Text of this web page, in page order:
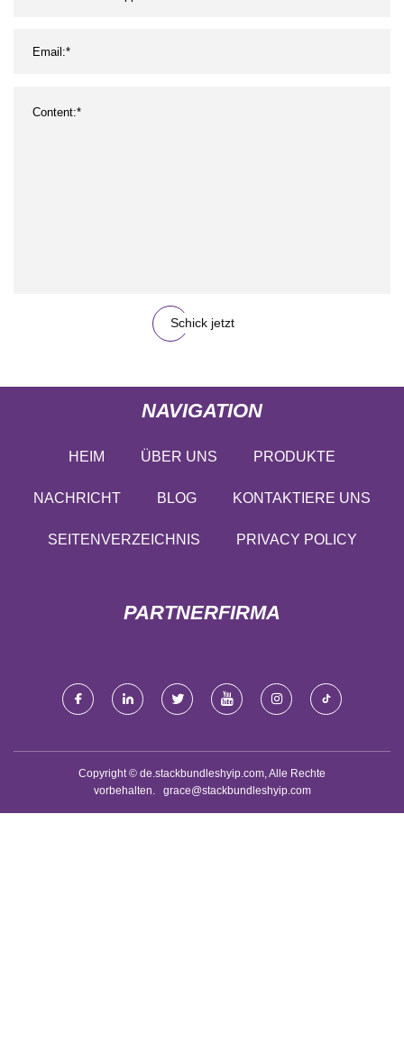
Schick jetzt
NAVIGATION
HEIM ÜBER UNS PRODUKTE
NACHRICHT BLOG KONTAKTIERE UNS
SEITENVERZEICHNIS PRIVACY POLICY
PARTNERFIRMA
Copyright © de.stackbundleshyip.com, Alle Rechte
vorbehalten. grace@stackbundleshyip.com